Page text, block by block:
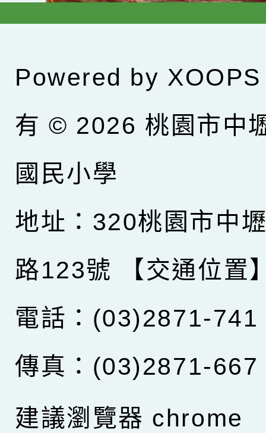
Powered by XOOPS
有 © 2026 桃園市中
國民小學
地址：320桃園市中
路123號
【交通位置
電話：(03)2871-741
傳真：(03)2871-667
建議瀏覽器 chrome